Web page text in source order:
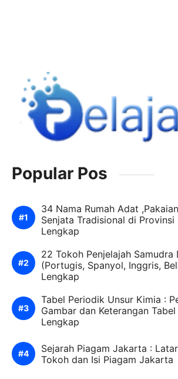
Popular Pos
34 Nama Rumah Adat
Senjata Tradisional di Provinsi
Lengkap
22 Tokoh Penjelajah Samudra
(Portugis, Spanyol, Inggris,
Lengkap
Tabel Periodik Unsur Kimia :
Gambar dan Keterangan
Lengkap
Sejarah Piagam Jakarta :
Tokoh dan Isi Piagam Jakarta